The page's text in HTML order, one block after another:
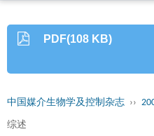
PDF(108 KB)
中国媒介生物学及控制杂志 ››
综述